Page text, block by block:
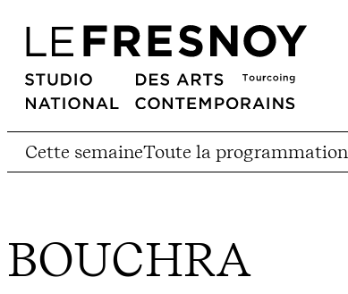
Cette semaineToute la programmation
BOUCHRA